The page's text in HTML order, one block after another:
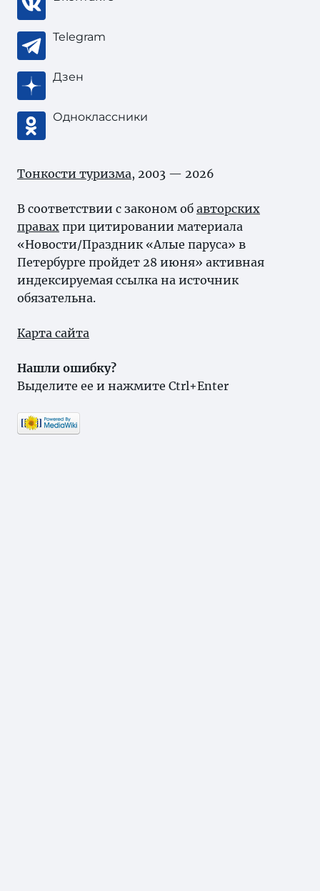
Telegram
Дзен
Одноклассники
Тонкости туризма, 2003 — 2026
В соответствии с законом об авторских
правах при цитировании материала
«Новости/Праздник «Алые паруса» в
Петербурге пройдет 28 июня» активная
индексируемая ссылка на источник
обязательна.
Карта сайта
Нашли ошибку?
Выделите ее и нажмите Ctrl+Enter